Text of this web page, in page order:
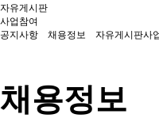
자유게시판
사업참여
공지사항
채용정보 자유게시판사
채용정보